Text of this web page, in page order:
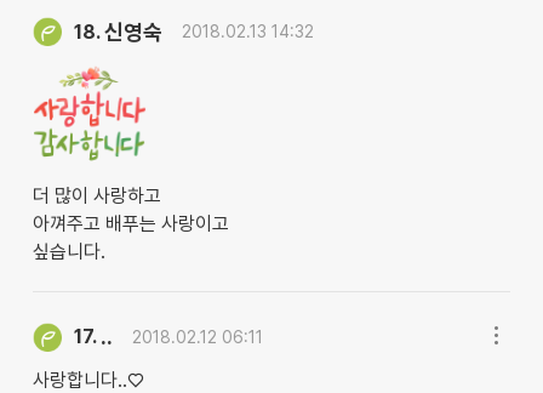
18.신영숙 2018.02.13 14:32
더 많이 사랑하고
아껴주고 배푸는 사랑이고
싶습니다.
17. .. 2018.02.12 06:11
사랑합니다..♡